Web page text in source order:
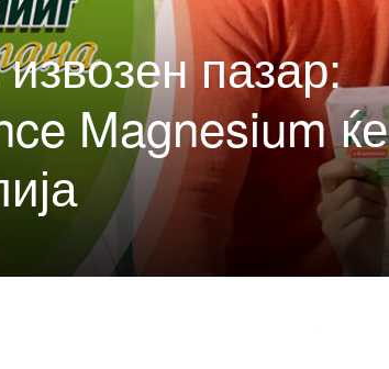
пазар:
Magnesium ќе